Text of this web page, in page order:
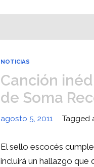
NOTICIAS
Canción
de Soma
agosto 5, 2011 Tagged
El sello escocés
incluirá un hallazgo que